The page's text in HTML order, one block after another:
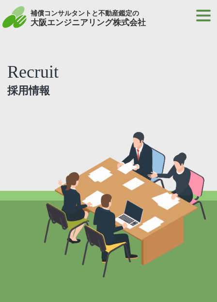
補償コンサルタントと不動産鑑定の
大阪エンジニアリング株式会社
Recruit
採用情報